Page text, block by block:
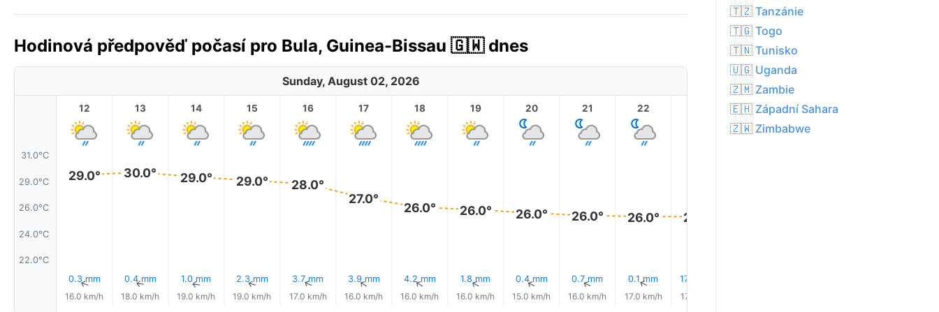
Hodinová předpověď počasí pro Bula, Guinea-Bissau 🇬🇼 dnes
Sunday, August 02, 2026
31.0°C
29.0°C
26.0°C
24.0°C
22.0°C
12
29.0°
0.3 mm
↑
16.0 km/h
13
30.0°
0.4 mm
↑
18.0 km/h
14
29.0°
1.0 mm
↑
19.0 km/h
15
29.0°
2.3 mm
↑
19.0 km/h
16
28.0°
3.7 mm
↑
17.0 km/h
17
27.0°
3.9 mm
↑
16.0 km/h
18
26.0°
4.2 mm
↑
16.0 km/h
19
26.0°
1.8 mm
↑
16.0 km/h
20
26.0°
0.4 mm
↑
15.0 km/h
21
26.0°
0.7 mm
↑
16.0 km/h
22
26.0°
0.1 mm
↑
17.0 km/h
26.0°
17% Déšť
17.0 km/h
1
🇹🇿 Tanzánie
🇹🇬 Togo
🇹🇳 Tunisko
🇺🇬 Uganda
🇿🇲 Zambie
🇪🇭 Západní Sahara
🇿🇼 Zimbabwe